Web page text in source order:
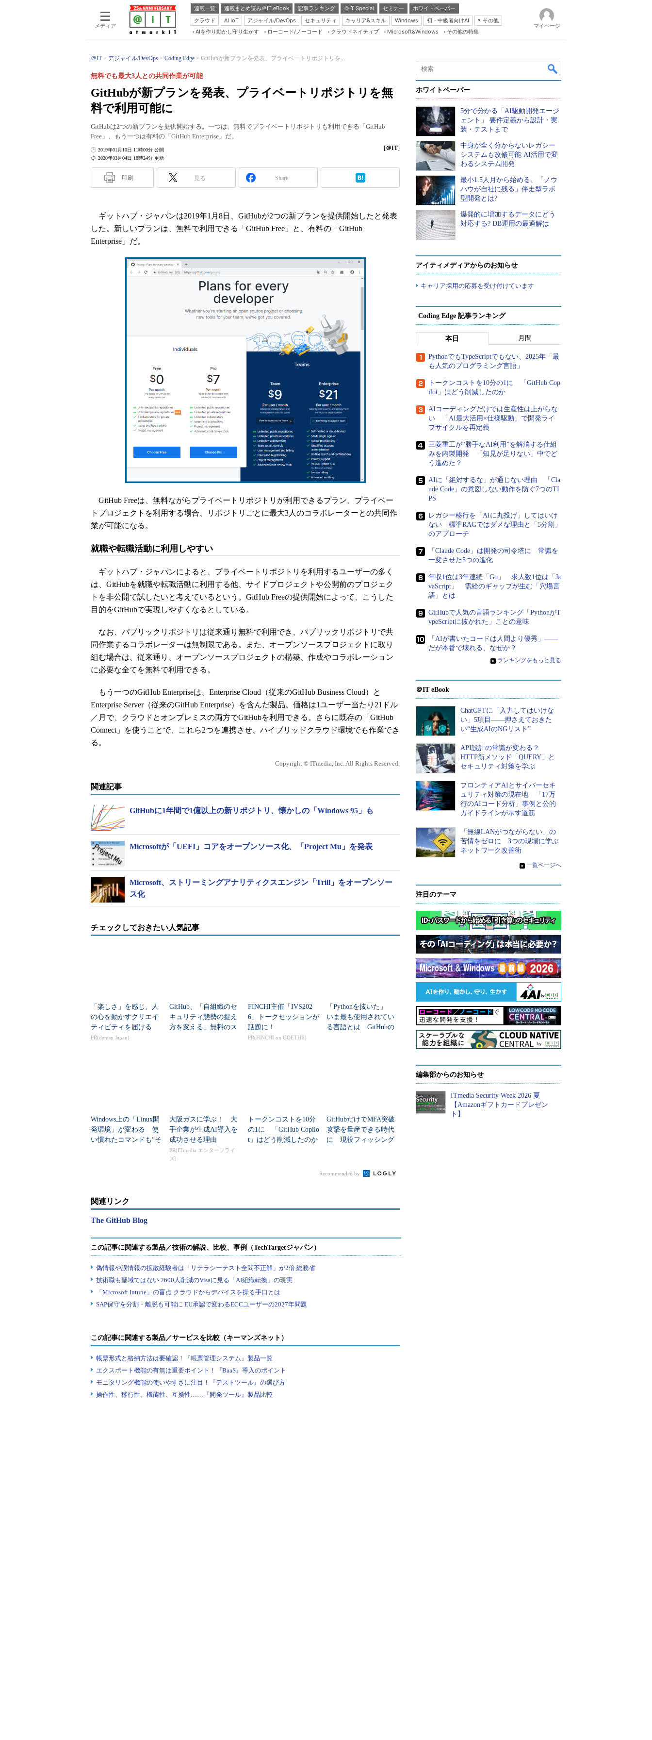
メディア
連載一覧 連載まとめ読み＠IT eBook 記事ランキング ＠IT Special セミナー
ホワイトペーパー
クラウド
AI IoT アジャイル/DevOps セキュリティ キャリア&スキル Windows 初・中級者向けAI
その他
Server & Storage
Java Agile
Database Expert
Linux ＆ OSS
Master of IP Network
Security & Trust
AIを作り動かし守り生かす ローコード/ノーコード クラウドネイティブ Microsoft&Windows その他の特集
マイページ
＠IT アジャイル/DevOps Coding Edge GitHubが新プランを発表、プライベートリポジトリを...
GitHubが新プランを発表、プライベートリポジトリを無
料で利用可能に
無料でも最大3人との共同作業が可能
GitHubは2つの新プランを提供開始する。一つは、無料でプライベートリポジトリも利用できる「GitHub
Free」、もう一つは有料の「GitHub Enterprise」だ。
2020年03月04日 18時24分 更新
2019年01月10日 11時00分 公開 [＠IT]
印刷 見る Share
ギットハブ・ジャパンは2019年1月8日、GitHubが2つの新プランを提供開始したと発表
した。新しいプランは、無料で利用できる「GitHub Free」と、有料の「GitHub
Enterprise」だ。
GitHub Freeは、無料ながらプライベートリポジトリが利用できるプラン。プライベー
トプロジェクトを利用する場合、リポジトリごとに最大3人のコラボレーターとの共同作
業が可能になる。
就職や転職活動に利用しやすい
ギットハブ・ジャパンによると、プライベートリポジトリを利用するユーザーの多く
は、GitHubを就職や転職活動に利用する他、サイドプロジェクトや公開前のプロジェク
トを非公開で試したいと考えているという。GitHub Freeの提供開始によって、こうした
目的をGitHubで実現しやすくなるとしている。
なお、パブリックリポジトリは従来通り無料で利用でき、パブリックリポジトリで共
同作業するコラボレーターは無制限である。また、オープンソースプロジェクトに取り
組む場合は、従来通り、オープンソースプロジェクトの構築、作成やコラボレーション
に必要な全てを無料で利用できる。
もう一つのGitHub Enterpriseは、Enterprise Cloud（従来のGitHub Business Cloud）と
Enterprise Server（従来のGitHub Enterprise）を含んだ製品。価格は1ユーザー当たり21ドル
／月で、クラウドとオンプレミスの両方でGitHubを利用できる。さらに既存の「GitHub
Connect」を使うことで、これら2つを連携させ、ハイブリッドクラウド環境でも作業でき
る。
Copyright © ITmedia, Inc. All Rights Reserved.
関連記事
GitHubに1年間で1億以上の新リポジトリ、懐かしの「Windows 95」も
Microsoftが「UEFI」コアをオープンソース化、「Project Mu」を発表
Microsoft、ストリーミングアナリティクスエンジン「Trill」をオープンソー
ス化
チェックしておきたい人気記事
「楽しさ」を感じ、人
の心を動かすクリエイ
ティビティを届ける
PR(dentsu Japan)
GitHub、「自組織のセ
キュリティ態勢の捉え
方を変える」無料のス
FINCHI主催「IVS202
6」トークセッションが
話題に！
PR(FINCHI on GOETHE)
「Pythonを抜いた」
いま最も使用されてい
る言語とは GitHubの
Windows上の「Linux開
発環境」が変わる 使
い慣れたコマンドも“そ
大阪ガスに学ぶ！ 大
手企業が生成AI導入を
成功させる理由
PR(ITmedia エンタープライ
ズ)
トークンコストを10分
の1に 「GitHub Copilo
t」はどう削減したのか
GitHubだけでMFA突破
攻撃を量産できる時代
に 現役フィッシング
Recommended by
関連リンク
The GitHub Blog
この記事に関連する製品／サービスを比較（キーマンズネット）
帳票形式と格納方法は要確認！『帳票管理システム』製品一覧
エクスポート機能の有無は重要ポイント！『BaaS』導入のポイント
モニタリング機能の使いやすさに注目！『テストツール』の選び方
操作性、移行性、機能性、互換性……『開発ツール』製品比較
ホワイトペーパー
5分で分かる「AI駆動開発エージ
ェント」 要件定義から設計・実
装・テストまで
中身が全く分からないレガシー
システムも改修可能 AI活用で変
わるシステム開発
最小1.5人月から始める、「ノウ
ハウが自社に残る」伴走型ラボ
型開発とは?
爆発的に増加するデータにどう
対応する? DB運用の最適解は
アイティメディアからのお知らせ
キャリア採用の応募を受け付けています
Coding Edge 記事ランキング
本日 月間
PythonでもTypeScriptでもない、2025年「最
も人気のプログラミング言語」
トークンコストを10分の1に 「GitHub Cop
ilot」はどう削減したのか
AIコーディングだけでは生産性は上がらな
い 「AI最大活用×仕様駆動」で開発ライ
フサイクルを再定義
三菱重工が“勝手なAI利用”を解消する仕組
みを内製開発 「知見が足りない」中でど
う進めた？
AIに「絶対するな」が通じない理由 「Cla
ude Code」の意図しない動作を防ぐ7つのTI
PS
レガシー移行を「AIに丸投げ」してはいけ
ない 標準RAGではダメな理由と「5分割」
のアプローチ
「Claude Code」は開発の司令塔に 常識を
一変させた5つの進化
年収1位は3年連続「Go」 求人数1位は「Ja
vaScript」 需給のギャップが生む「穴場言
語」とは
GitHubで人気の言語ランキング「PythonがT
ypeScriptに抜かれた」ことの意味
「AIが書いたコードは人間より優秀」――
だが本番で壊れる、なぜか？
» ランキングをもっと見る
＠IT eBook
ChatGPTに「入力してはいけな
い」5項目――押さえておきた
い“生成AIのNGリスト”
API設計の常識が変わる？
HTTP新メソッド「QUERY」と
セキュリティ対策を学ぶ
フロンティアAIとサイバーセキ
ュリティ対策の現在地 「17万
行のAIコード分析」事例と公的
ガイドラインが示す道筋
「無線LANがつながらない」の
苦情をゼロに 3つの現場に学ぶ
ネットワーク改善術
» 一覧ページへ
注目のテーマ
編集部からのお知らせ
ITmedia Security Week 2026 夏
【Amazonギフトカードプレゼン
ト】